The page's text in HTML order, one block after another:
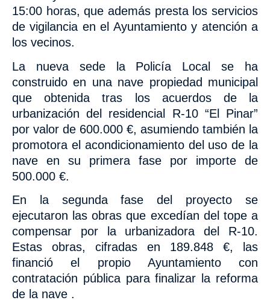
15:00 horas, que además presta los servicios
de vigilancia en el Ayuntamiento y atención a
los vecinos.
La nueva sede la Policía Local se ha
construido en una nave propiedad municipal
que obtenida tras los acuerdos de la
urbanización del residencial R-10 “El Pinar”
por valor de 600.000 €, asumiendo también la
promotora el acondicionamiento del uso de la
nave en su primera fase por importe de
500.000 €.
En la segunda fase del proyecto se
ejecutaron las obras que excedían del tope a
compensar por la urbanizadora del R-10.
Estas obras, cifradas en 189.848 €,
las
financióel propio Ayuntamiento con
contratación pública para finalizar la reforma
de la nave .